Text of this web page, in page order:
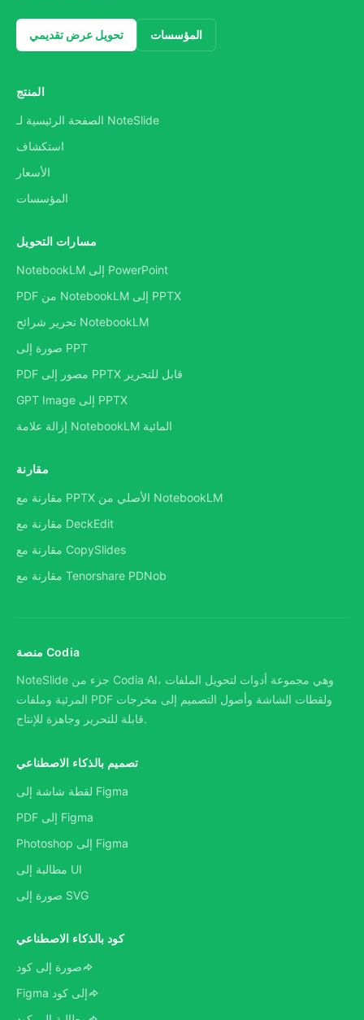
تحويل عرض تقديمي المؤسسات
المنتج
الصفحة الرئيسية لـ NoteSlide
استكشاف
الأسعار
المؤسسات
مسارات التحويل
NotebookLM إلى PowerPoint
PDF من NotebookLM إلى PPTX
تحرير شرائح NotebookLM
صورة إلى PPT
PDF مصور إلى PPTX قابل للتحرير
GPT Image إلى PPTX
إزالة علامة NotebookLM المائية
مقارنة
مقارنة مع PPTX الأصلي من NotebookLM
مقارنة مع DeckEdit
مقارنة مع CopySlides
مقارنة مع Tenorshare PDNob
منصة Codia
NoteSlide جزء من Codia AI، وهي مجموعة أدوات لتحويل الملفات
المرئية وملفات PDF ولقطات الشاشة وأصول التصميم إلى مخرجات
قابلة للتحرير وجاهزة للإنتاج.
تصميم بالذكاء الاصطناعي
لقطة شاشة إلى Figma
PDF إلى Figma
Photoshop إلى Figma
مطالبة إلى UI
صورة إلى SVG
كود بالذكاء الاصطناعي
صورة إلى كود
Figma إلى كود